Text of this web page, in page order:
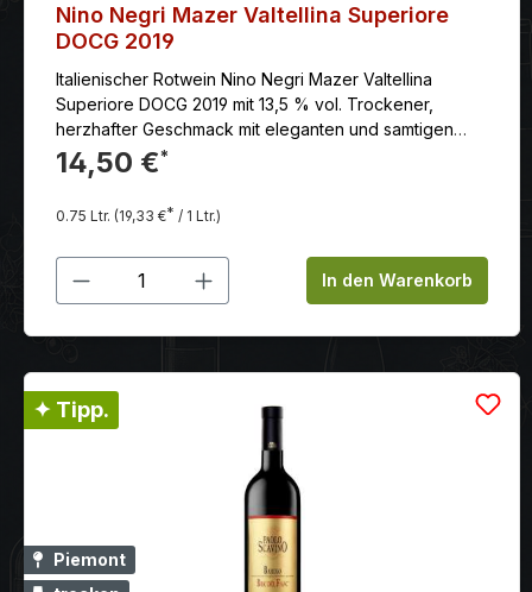
Nino Negri Mazer Valtellina Superiore
DOCG 2019
Italienischer Rotwein Nino Negri Mazer Valtellina
Superiore DOCG 2019 mit 13,5 % vol. Trockener,
herzhafter Geschmack mit eleganten und samtigen
Tanninen.
14,50 €*
0.75 Ltr. (19,33 €* / 1 Ltr.)
Produkt Anzahl: Gib denIn den Warenkorb
✦ Tipp.
Piemont